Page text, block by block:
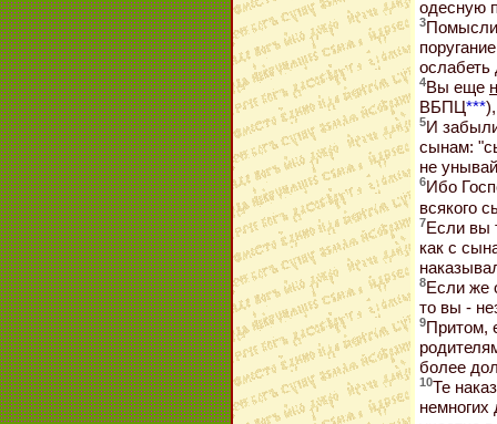
одесную
3
4Вы еще
ВБПЦ***
5И
сынам:
не
6Ибо
всякого
7Если вы
как с
8Если же
то вы -
9Притом,
более
10Те